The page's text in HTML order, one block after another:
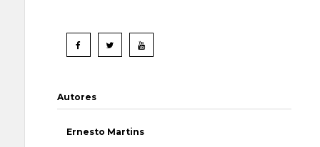
Autores
Ernesto Martins